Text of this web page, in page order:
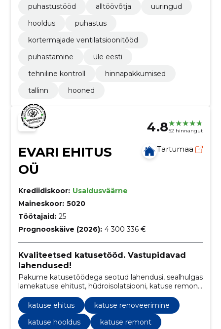
puhastustööd
alltöövõtja
uuringud
hooldus
puhastus
kortermajade ventilatsioonitööd
puhastamine
üle eesti
tehniline kontroll
hinnapakkumised
tallinn
hooned
4.852 hinnangut
EVARI EHITUS
OÜ
Tartumaa
Krediidiskoor: Usaldusväärne
Maineskoor: 5020
Töötajaid: 25
Prognooskäive (2026): 4 300 336 €
Kvaliteetsed katusetööd. Vastupidavad
lahendused!
Pakume katusetöödega seotud lahendusi, sealhulgas
lamekatuse ehitust, hüdroisolatsiooni, katuse remonti
ja hooldust ning katusekatte vahetust.
katuse ehitus
katuse renoveerimine
katuse hooldus
katuse remont